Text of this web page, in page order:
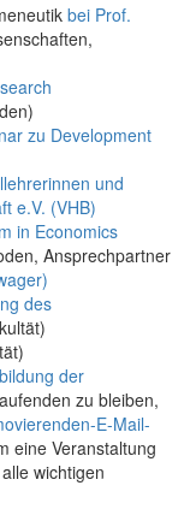
bei Prof.
zu Development
und
e.V. (VHB)
in Economics
Ansprechpartner
des
der
zu bleiben,
E-Mail-
eine Veranstaltung
wichtigen